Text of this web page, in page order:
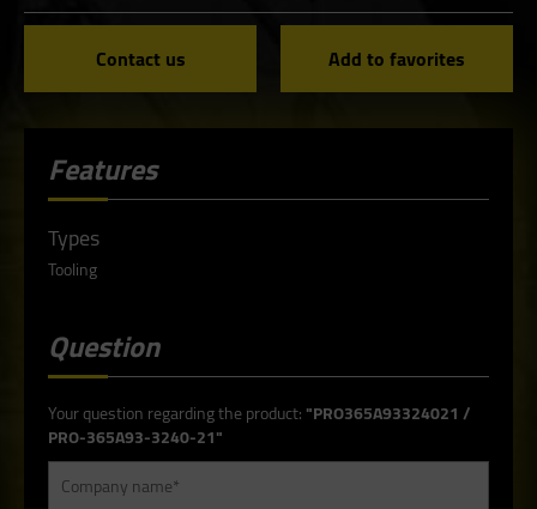
Contact us Add to favorites
Features
Types
Tooling
Question
Your question regarding the product:"PRO365A93324021 /
PRO-365A93-3240-21"